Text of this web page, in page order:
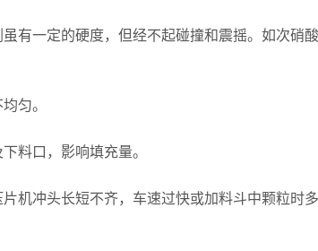
一定的硬度，但经不起碰撞和震摇。如次硝酸
匀。
口，影响填充量。
冲头长短不齐，车速过快或加料斗中颗粒时